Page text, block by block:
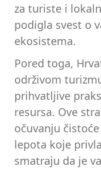
za turiste i
podigla svest o
ekosistema.
Pored toga,
održivom
prihvatljive
resursa. Ove
očuvanju
lepota koje
smatraju da je